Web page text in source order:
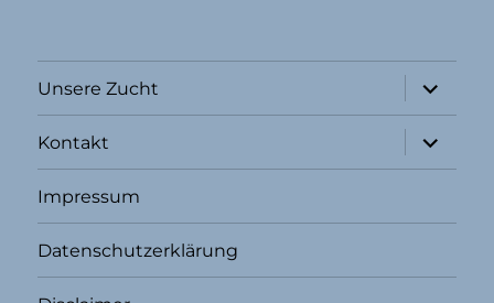
Unsere Zucht
öffnen
Kontakt
öffnen
Impressum
Datenschutzerklärung